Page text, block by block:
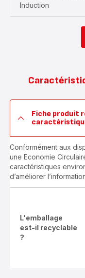
Induction
Fiche produit
Conformément aux
une Economie
caractéristiques
d’améliorer
L'emballage
est-il recyclable
?